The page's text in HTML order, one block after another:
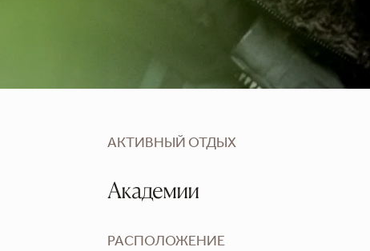
АКТИВНЫЙ ОТДЫХ
Академии
РАСПОЛОЖЕНИЕ